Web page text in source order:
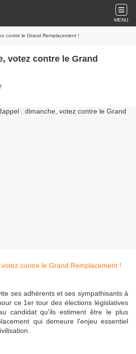
MENU
contre le Grand Remplacement !
votez contre le Grand
ses adhérents et ses sympathisants à
ce 1er tour des élections législatives
candidat qu'ils estiment être le plus
qui demeure l'enjeu essentiel